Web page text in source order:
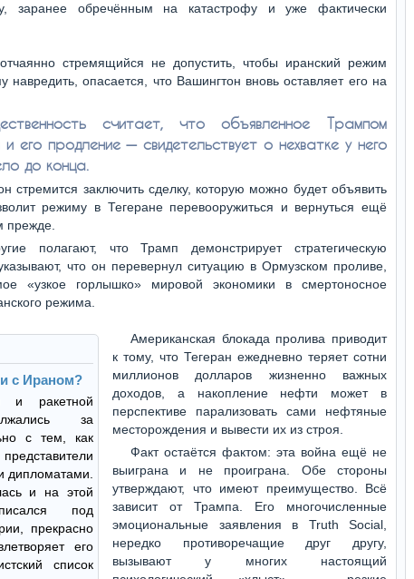
заранее обречённым на катастрофу и уже фактически
стремящийся не допустить, чтобы иранский режим
навредить, опасается, что Вашингтон вновь оставляет его на
считает, что объявленное Трампом
его продление — свидетельствует о нехватке у него
до конца.
стремится заключить сделку, которую можно будет объявить
режиму в Тегеране перевооружиться и вернуться ещё
прежде.
полагают, что Трамп демонстрирует стратегическую
что он перевернул ситуацию в Ормузском проливе,
«узкое горлышко» мировой экономики в смертоносное
режима.
с Ираном?
и ракетной
за
с тем, как
дипломатами.
и на этой
под
прекрасно
его
список
Американская блокада пролива приводит
к тому, что Тегеран ежедневно теряет сотни
миллионов долларов жизненно важных
доходов, а накопление нефти может в
перспективе парализовать сами нефтяные
месторождения и вывести их из строя.
Факт остаётся фактом: эта война ещё не
выиграна и не проиграна. Обе стороны
утверждают, что имеют преимущество. Всё
зависит от Трампа. Его многочисленные
эмоциональные заявления в Truth Social,
нередко противоречащие друг другу,
вызывают у многих настоящий